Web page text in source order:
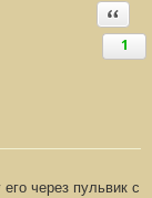
1
через пульвик с